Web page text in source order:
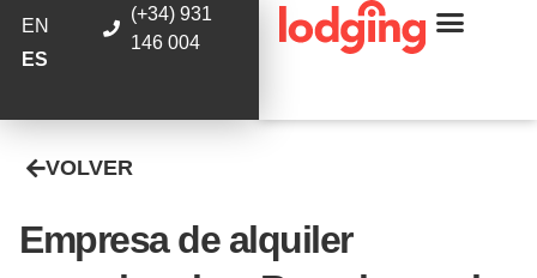
EN
ES
(+34) 931
146 004
VOLVER
Empresa de alquiler